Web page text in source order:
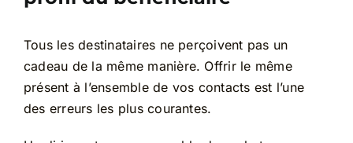
Tous les destinataires ne perçoivent pas un
cadeau de la même manière. Offrir le même
présent à l’ensemble de vos contacts est l’une
des erreurs les plus courantes.